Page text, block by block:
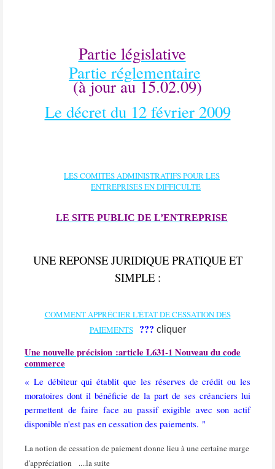
Partie législative
Partie réglementaire
(à jour au 15.02.09)
Le décret du 12 février 2009
LES COMITES ADMINISTRATIFS POUR LES
ENTREPRISES EN DIFFICULTE
LE SITE PUBLIC DE L’ENTREPRISE
UNE REPONSE JURIDIQUE PRATIQUE ET
SIMPLE :
COMMENT APPRÉCIER L'ÉTAT DE CESSATION DES
PAIEMENTS
??? cliquer
Une nouvelle précision :article L631-1 Nouveau du code
commerce
« Le débiteur qui établit que les réserves de crédit ou les
moratoires dont il bénéficie de la part de ses créanciers lui
permettent de faire face au passif exigible avec son actif
disponible n'est pas en cessation des paiements. "
La notion de cessation de paiement donne lieu à une certaine marge
d'appréciation ....la suite